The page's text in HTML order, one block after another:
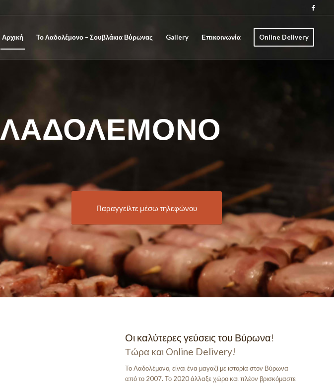
Αρχική Το Λαδολέμονο – Σουβλάκια Βύρωνας Gallery Επικοινωνία Online Delivery
ΛΑΔΟΛΈΜΟΝΟ
Παραγγείλτε μέσω τηλεφώνου
Οι καλύτερες γεύσεις του Βύρωνα!
Τώρα και Online Delivery!
Το Λαδολέμονο, είναι ένα μαγαζί με ιστορία στον Βύρωνα
από το 2007. Το 2020 άλλαξε χώρο και πλέον βρισκόμαστε